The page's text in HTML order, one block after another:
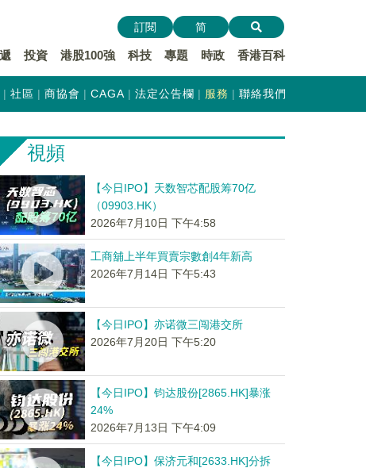
投資 港股100強 科技 專題 時政 香港百科
訂閱 简
社區 商協會 CAGA 法定公告欄 服務 聯絡我們
視頻
【今日IPO】天数智芯配股筹70亿
（09903.HK）
2026年7月10日 下午4:58
工商舖上半年買賣宗數創4年新高
2026年7月14日 下午5:43
【今日IPO】亦诺微三闯港交所
2026年7月20日 下午5:20
【今日IPO】钧达股份[2865.HK]暴涨
24%
2026年7月13日 下午4:09
【今日IPO】保济元和[2633.HK]分拆